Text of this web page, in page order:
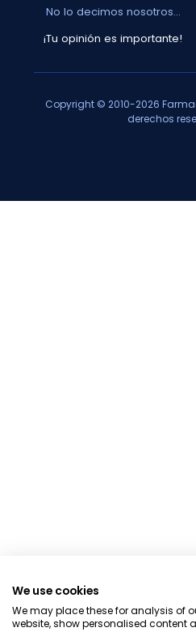
No lo decimos nosotros...
¡Tu opinión es importante!
Copyright © 2010-2026
derechos
We use cookies
We may place these for analysis of
website, show personalised content